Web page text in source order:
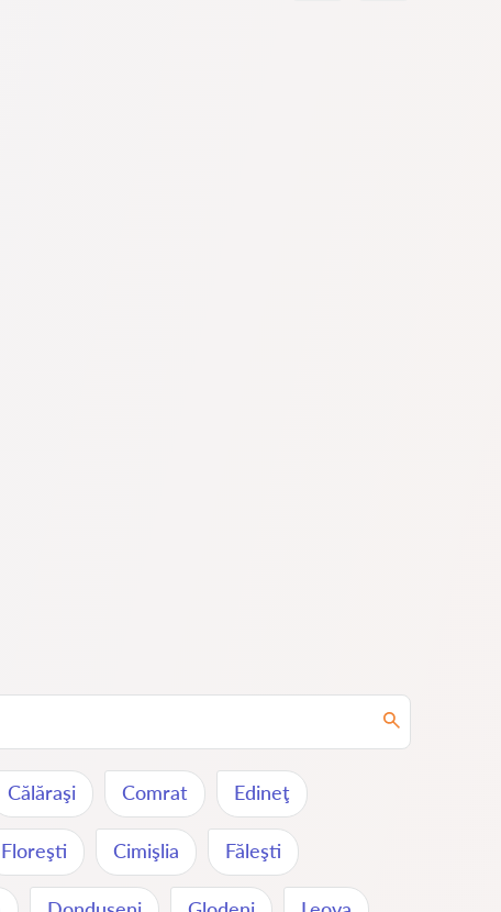
Călăraşi Comrat Edineţ
Floreşti Cimişlia Făleşti